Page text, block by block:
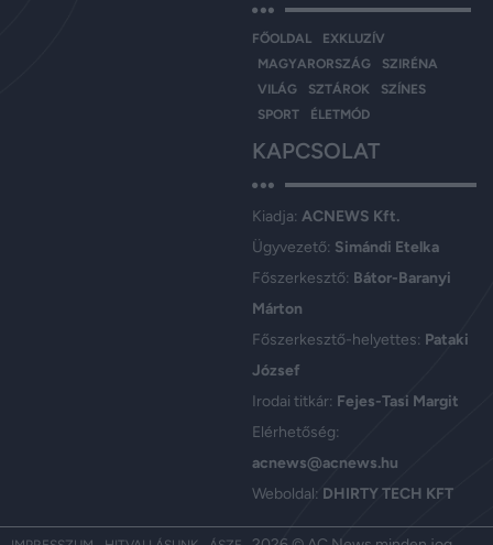
FŐOLDAL
EXKLUZÍV
MAGYARORSZÁG
SZIRÉNA
VILÁG
SZTÁROK
SZÍNES
SPORT
ÉLETMÓD
KAPCSOLAT
Kiadja: ACNEWS Kft.
Ügyvezető: Simándi Etelka
Főszerkesztő: Bátor-Baranyi
Márton
Főszerkesztő-helyettes: Pataki
József
Irodai titkár: Fejes-Tasi Margit
Elérhetőség:
acnews@acnews.hu
Weboldal: DHIRTY TECH KFT